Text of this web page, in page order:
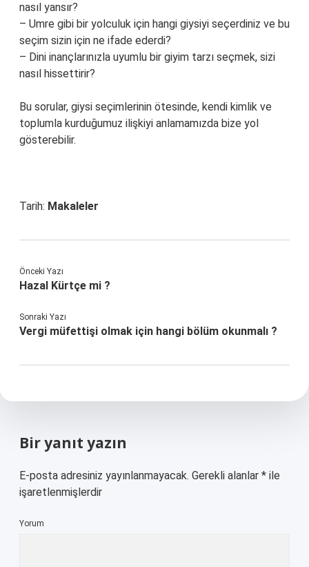
nasıl yansır?
– Umre gibi bir yolculuk için hangi giysiyi seçerdiniz ve bu
seçim sizin için ne ifade ederdi?
– Dini inançlarınızla uyumlu bir giyim tarzı seçmek, sizi
nasıl hissettirir?
Bu sorular, giysi seçimlerinin ötesinde, kendi kimlik ve
toplumla kurduğumuz ilişkiyi anlamamızda bize yol
gösterebilir.
Tarih: Makaleler
Önceki Yazı
Hazal Kürtçe mi ?
Sonraki Yazı
Vergi müfettişi olmak için hangi bölüm okunmalı ?
Bir yanıt yazın
E-posta adresiniz yayınlanmayacak. Gerekli alanlar * ile
işaretlenmişlerdir
Yorum